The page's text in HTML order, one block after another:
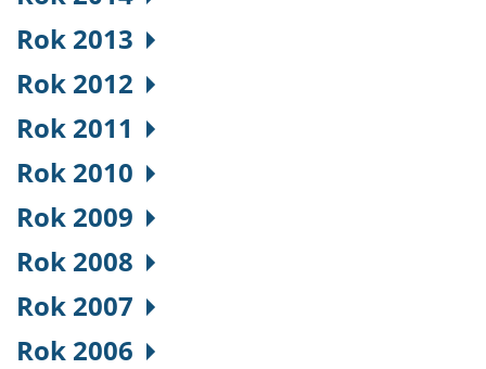
Rok 2013
Rok 2012
Rok 2011
Rok 2010
Rok 2009
Rok 2008
Rok 2007
Rok 2006